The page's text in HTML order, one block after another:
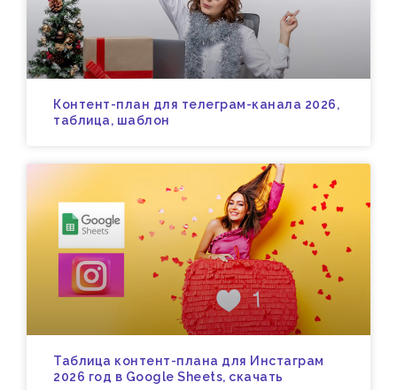
Контент-план для телеграм-канала 2026,
таблица, шаблон
Таблица контент-плана для Инстаграм
2026 год в Google Sheets, скачать